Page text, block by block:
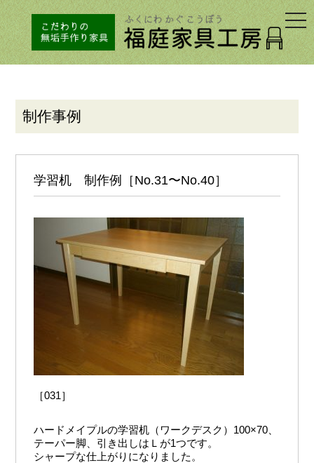
制作事例
学習机 制作例［No.31〜No.40］
［031］
ハードメイプルの学習机（ワークデスク）100×70、
テーパー脚、引き出しはＬが1つです。
シャープな仕上がりになりました。